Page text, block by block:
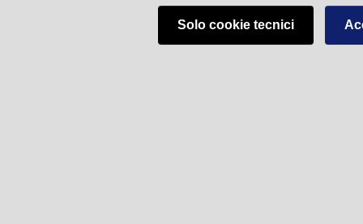
Solo cookie tecnici